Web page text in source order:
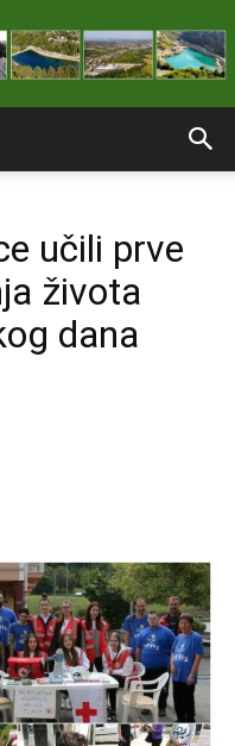
učili prve
života
dana